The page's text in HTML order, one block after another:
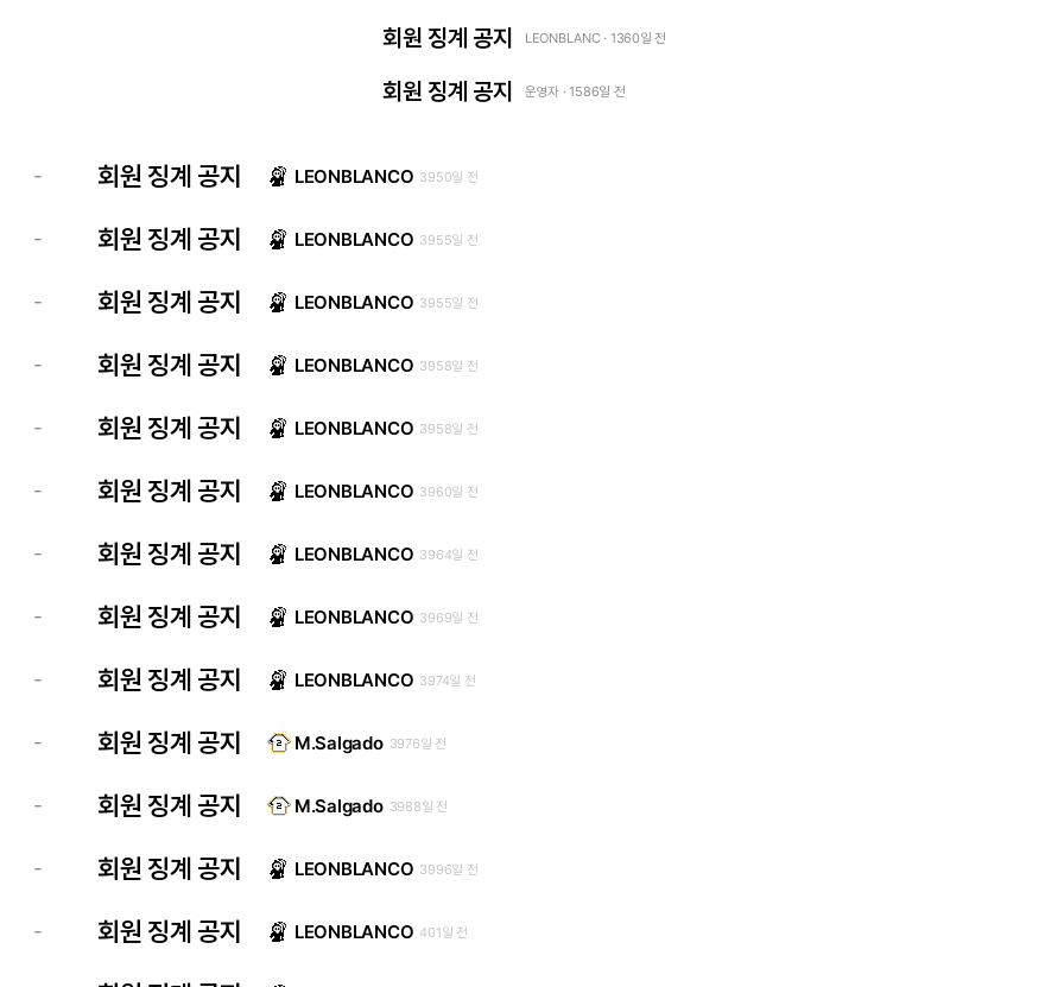
회원 징계 공지 LEONBLANC · 1360일 전
회원 징계 공지 운영자 · 1586일 전
- 회원 징계 공지 LEONBLANCO 3950일 전
- 회원 징계 공지 LEONBLANCO 3955일 전
- 회원 징계 공지 LEONBLANCO 3955일 전
- 회원 징계 공지 LEONBLANCO 3958일 전
- 회원 징계 공지 LEONBLANCO 3958일 전
- 회원 징계 공지 LEONBLANCO 3960일 전
- 회원 징계 공지 LEONBLANCO 3964일 전
- 회원 징계 공지 LEONBLANCO 3969일 전
- 회원 징계 공지 LEONBLANCO 3974일 전
- 회원 징계 공지 M.Salgado 3976일 전
- 회원 징계 공지 M.Salgado 3988일 전
- 회원 징계 공지 LEONBLANCO 3996일 전
- 회원 징계 공지 LEONBLANCO 401일 전